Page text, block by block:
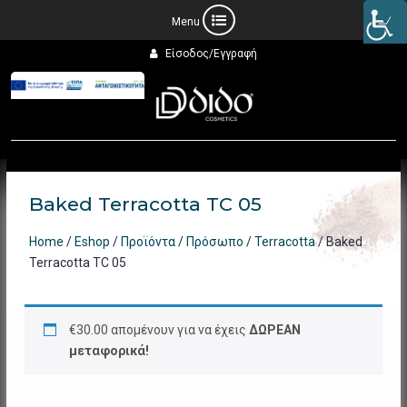
στο
περιεχόμενο
Είσοδος/Εγγραφή
Baked Terracotta TC 05
Home / Eshop / Προϊόντα/ Πρόσωπο /Terracotta/ Baked
Terracotta TC 05
€30.00 απομένουν για να έχεις ΔΩΡΕΑΝ
μεταφορικά!